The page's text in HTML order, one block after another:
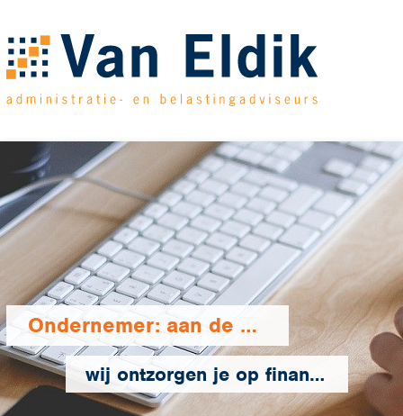
Ondernemer: aan de slag,
wij ontzorgen je op financieel en fiscaal terrein